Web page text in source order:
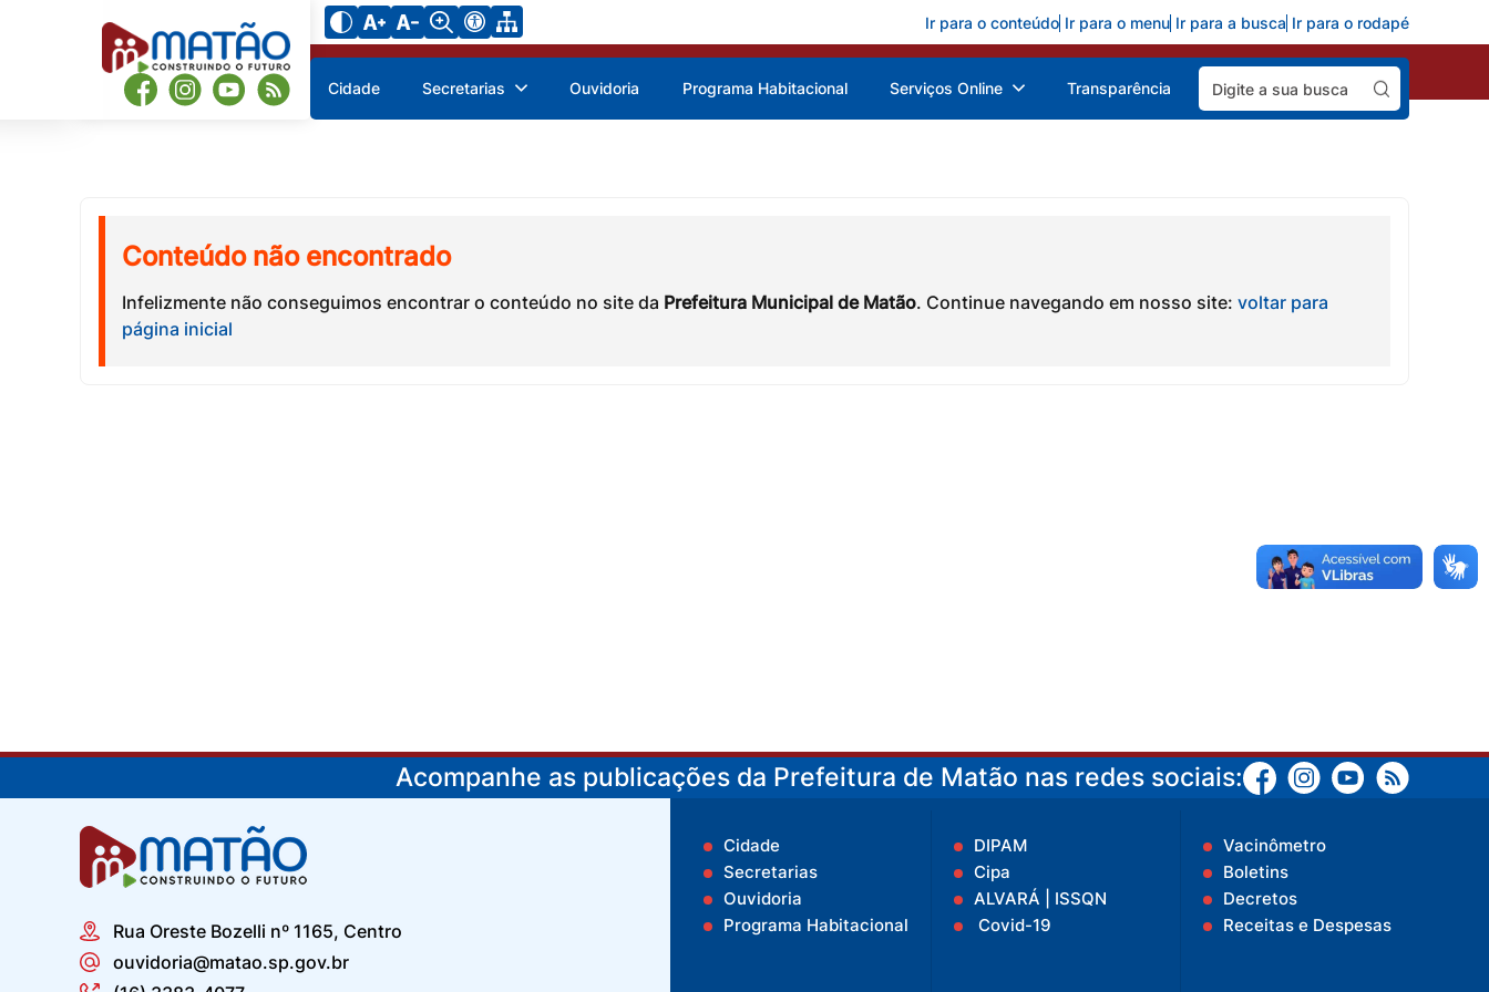
Ir para o conteúdo Ir para o menu Ir para a busca Ir para o rodapé
Cidade Secretarias Ouvidoria Programa Habitacional Serviços Online Transparência
Conteúdo não encontrado
Infelizmente não conseguimos encontrar o conteúdo no site da Prefeitura Municipal de Matão. Continue navegando em nosso site: voltar para
página inicial
Acompanhe as publicações da Prefeitura de Matão nas redes sociais:
Rua Oreste Bozelli nº 1165, Centro
ouvidoria@matao.sp.gov.br
Cidade
Secretarias
Ouvidoria
Programa Habitacional
DIPAM
Cipa
ALVARÁ | ISSQN
Covid-19
Vacinômetro
Boletins
Decretos
Receitas e Despesas